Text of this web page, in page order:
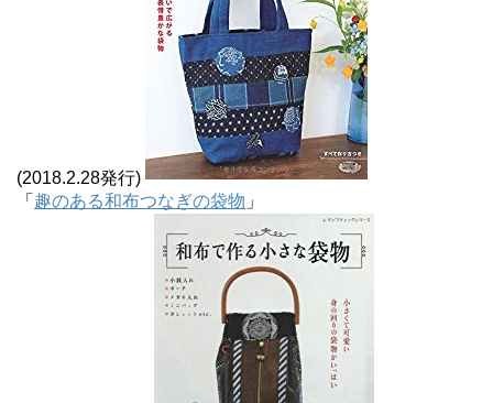
(2018.2.28発行)
「 趣のある和布つなぎの袋物 」